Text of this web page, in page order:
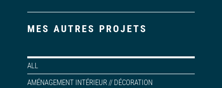
MES AUTRES PROJETS
ALL
AMÉNAGEMENT INTÉRIEUR // DÉCORATION